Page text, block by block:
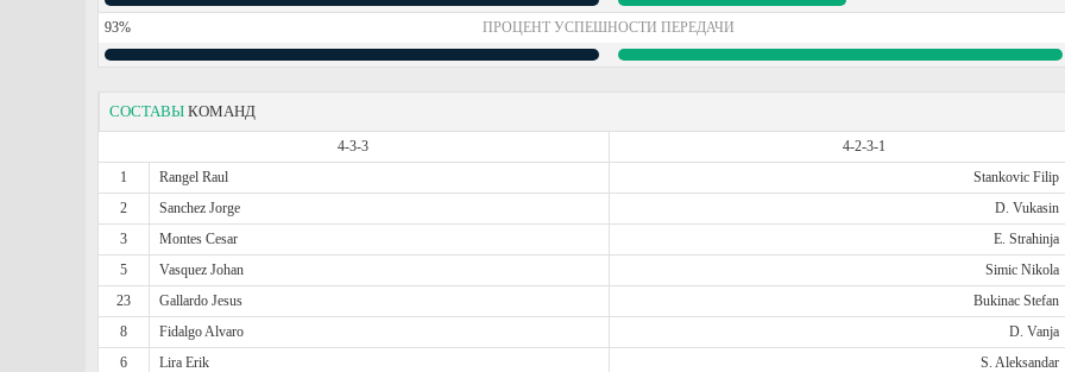
93% ПРОЦЕНТ УСПЕШНОСТИ ПЕРЕДАЧИ
СОСТАВЫ КОМАНД
4-3-3
4-2-3-1
1
Rangel Raul Stankovic Filip
2
Sanchez Jorge D. Vukasin
3
Montes Cesar E. Strahinja
5
Vasquez Johan Simic Nikola
23
Gallardo Jesus Bukinac Stefan
8
Fidalgo Alvaro D. Vanja
6
Lira Erik S. Aleksandar